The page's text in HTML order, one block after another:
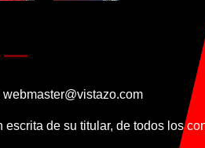
webmaster@vistazo.com
de su titular, de todos los